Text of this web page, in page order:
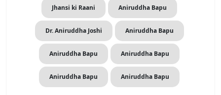
Jhansi ki Raani Aniruddha Bapu
Dr. Aniruddha Joshi Aniruddha Bapu
Aniruddha Bapu Aniruddha Bapu
Aniruddha Bapu Aniruddha Bapu